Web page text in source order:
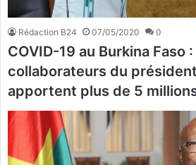
Rédaction B24 07/05/2020 0
COVID-19 au Burkina Faso :
collaborateurs du
apportent plus de 5